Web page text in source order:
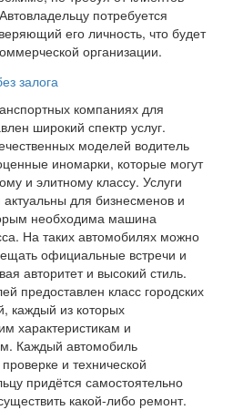
потребуется
его личность, что будет
организации.
компаниях для
широкий спектр услуг.
моделей водитель
иномарки, которые могут
и элитному классу. Услуги
для бизнесменов и
необходима машина
На таких автомобилях можно
официальные встречи и
авторитет и высокий стиль.
предоставлен класс городских
каждый из которых
характеристикам и
Каждый автомобиль
и технической
придётся самостоятельно
какой-либо ремонт.